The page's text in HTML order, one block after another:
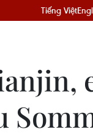
Tiếng Việt